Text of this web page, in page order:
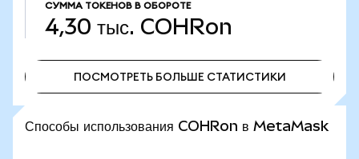
СУММА ТОКЕНОВ В ОБОРОТЕ
4,30 тыс. COHRon
ПОСМОТРЕТЬ БОЛЬШЕ СТАТИСТИКИ
Способы использования COHRon в MetaMask